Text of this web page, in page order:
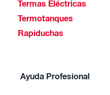
Termas Eléctricas
Termotanques
Rapiduchas
Ayuda Profesional